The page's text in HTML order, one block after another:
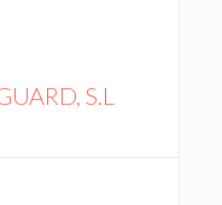
S.L